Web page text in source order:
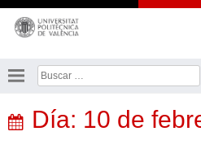
Saltar
contenido
Buscar:
Día: 10 de